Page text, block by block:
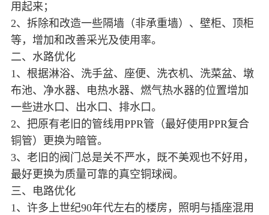
用起来；
2、拆除和改造一些隔墙（非承重墙）、壁柜、顶柜
等，增加和改善采光及使用率。
二、水路优化
1、根据淋浴、洗手盆、座便、洗衣机、洗菜盆、墩
布池、净水器、电热水器、燃气热水器的位置增加
一些进水口、出水口、排水口。
2、把原有老旧的管线用PPR管（最好使用PPR复合
铜管）更换为暗管。
3、老旧的阀门总是关不严水，既不美观也不好用，
最好更换为质量可靠的真空铜球阀。
三、电路优化
1、许多上世纪90年代左右的楼房，照明与插座混用